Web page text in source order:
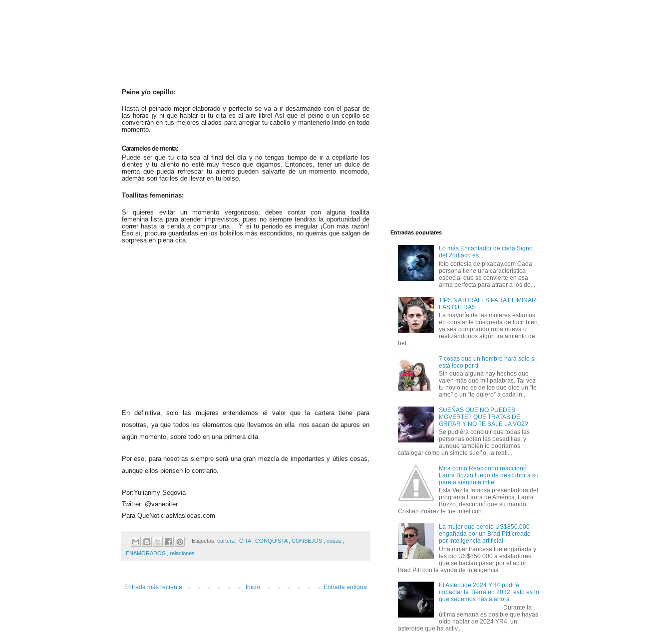
Peine y/o cepillo:
Hasta el peinado mejor elaborado y perfecto se va a ir desarmando con el pasar de
las horas ¡y ni que hablar si tu cita es al aire libre! Así que el peine o un cepillo se
convertirán en tus mejores aliados para arreglar tu cabello y mantenerlo lindo en todo
momento.
Caramelos de menta:
Puede ser que tu cita sea al final del día y no tengas tiempo de ir a cepillarte los
dientes y tu aliento no esté muy fresco que digamos. Entonces, tener un dulce de
menta que pueda refrescar tu aliento pueden salvarte de un momento incomodo,
además son fáciles de llevar en tu bolso.
Toallitas femeninas:
Si quieres evitar un momento vergonzoso, debes contar con alguna toallita
femenina lista para atender imprevistos, pues no siempre tendrás la oportunidad de
correr hasta la tienda a comprar una… Y si tu periodo es irregular ¡Con más razón!
Eso sí, procura guardarlas en los bolsillos más escondidos, no querrás que salgan de
sorpresa en plena cita.
En definitiva, solo las mujeres entendemos el valor que la cartera tiene para
nosotras, ya que todos los elementos que llevamos en ella nos sacan de apuros en
algún momento, sobre todo en una primera cita.
Por eso, para nosotras siempre será una gran mezcla de importantes y útiles cosas,
aunque ellos piensen lo contrario.
Por:Yulianmy Segovia
Twitter: @vanepiter
Para QueNoticiasMaslocas.com
Etiquetas: cartera CITA CONQUISTA CONSEJOS cosas
ENAMORADOS relaciones
Entrada más reciente Entrada antigua
Inicio
Entradas populares
Lo más Encantador de cada Signo
del Zodiaco es...
foto cortesia de pixabay.com Cada
persona tiene una característica
especial que se convierte en esa
arma perfecta para atraer a los de...
TIPS NATURALES PARA ELIMINAR
LAS OJERAS
La mayoría de las mujeres estamos
en constante búsqueda de lucir bien,
ya sea comprando ropa nueva o
realizándonos algún tratamiento de
bel...
7 cosas que un hombre hará solo si
está loco por ti
Sin duda alguna hay hechos que
valen más que mil palabras. Tal vez
tu novio no es de los que dice un “te
amo” o un “te quiero” a cada in...
SUEÑAS QUE NO PUEDES
MOVERTE? QUE TRATAS DE
GRITAR Y NO TE SALE LA VOZ?
Se pudiéra concluir que todas las
personas odian las pesadillas, y
aunque también lo podríamos
catalogar como un simple sueño, la reali...
Mira como Reacciono reaccionó
Laura Bozzo luego de descubrir a su
pareja siéndole infiel
Esta Vez la famosa presentadora del
programa Laura de América, Laura
Bozzo, descubrió que su marido
Cristian Zuárez le fue infiel con...
La mujer que perdió US$850.000
engañada por un Brad Pitt creado
por inteligencia artificial
Una mujer francesa fue engañada y
les dio US$850.000 a estafadores
que se hacían pasar por el actor
Brad Pitt con la ayuda de inteligencia ...
El Asteroide 2024 YR4 podría
impactar la Tierra en 2032: esto es lo
que sabemos hasta ahora
Durante la
última semana es posible que hayas
oído hablar de 2024 YR4, un
asteroide que ha activ...